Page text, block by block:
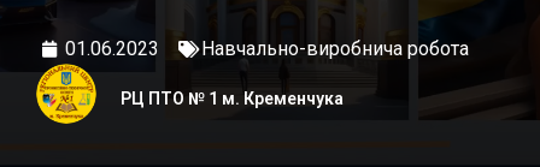
01.06.2023 Навчально-виробнича робота
РЦ ПТО № 1 м. Кременчука